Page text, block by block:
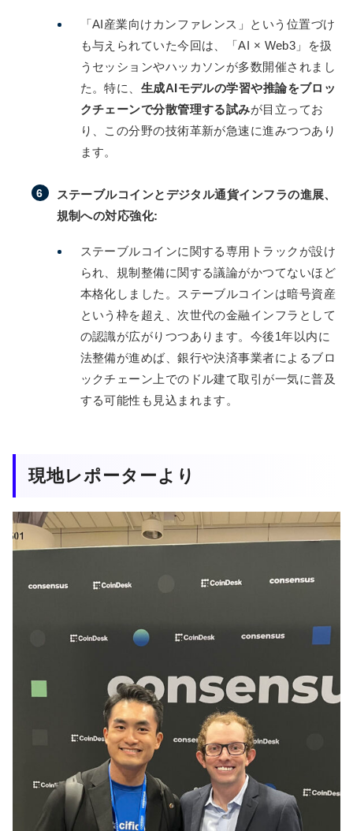
「AI産業向けカンファレンス」という位置づけ
も与えられていた今回は、「AI × Web3」を扱
うセッションやハッカソンが多数開催されまし
た。特に、 生成AIモデルの学習や推論をブロッ
クチェーンで分散管理する試みが目立ってお
り、この分野の技術革新が急速に進みつつあり
ます。
ステーブルコインとデジタル通貨インフラの進展、
規制への対応強化:
ステーブルコインに関する専用トラックが設け
られ、規制整備に関する議論がかつてないほど
本格化しました。ステーブルコインは暗号資産
という枠を超え、次世代の金融インフラとして
の認識が広がりつつあります。今後1年以内に
法整備が進めば、銀行や決済事業者によるブロ
ックチェーン上でのドル建て取引が一気に普及
する可能性も見込まれます。
現地レポーターより